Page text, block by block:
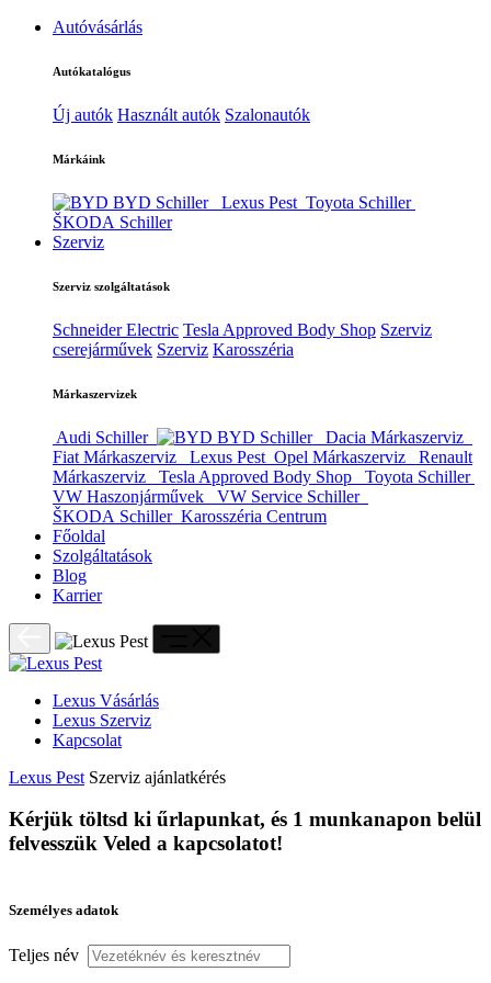
Autóvásárlás
Autókatalógus
Új autók Használt autók Szalonautók
Márkáink
BYD Schiller Lexus Pest Toyota Schiller
ŠKODA Schiller
Szerviz
Szerviz szolgáltatások
Schneider Electric Tesla Approved Body Shop Szerviz
cserejárművek Szerviz Karosszéria
Márkaszervizek
Audi Schiller BYD Schiller
Dacia Márkaszerviz
Fiat Márkaszerviz
Lexus Pest Opel Márkaszerviz
Renault
Márkaszerviz
Tesla Approved Body Shop
Toyota Schiller
VW Haszonjárművek
VW Service Schiller
ŠKODA Schiller Karosszéria Centrum
Főoldal
Szolgáltatások
Blog
Karrier
Lexus Vásárlás
Lexus Szerviz
Kapcsolat
Lexus Pest Szerviz ajánlatkérés
Kérjük töltsd ki űrlapunkat, és 1 munkanapon belül
felvesszük Veled a kapcsolatot!
Viste tus Apuestas con el Estilo de
PlayUZU Mexicano!
Személyes adatok
Teljes név